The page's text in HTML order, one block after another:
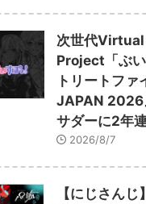
次世代
Project「ぶ
トリートファ
JAPAN 2026
サダーに2年
2026/8/7
【にじさん